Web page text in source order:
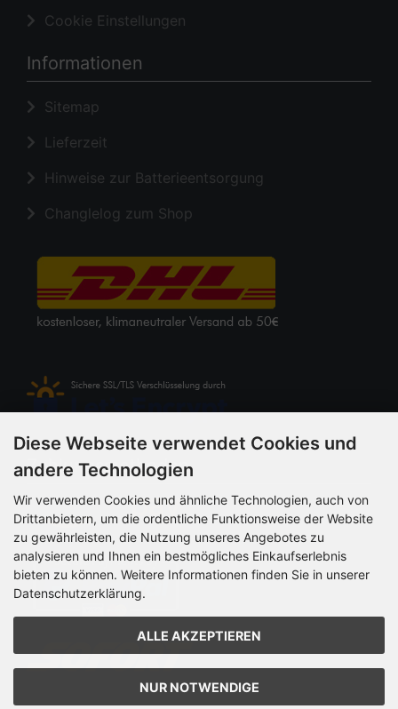
Cookie Einstellungen
Informationen
Sitemap
Lieferzeit
Hinweise zur Batterieentsorgung
Changlelog zum Shop
Zahlungsmethoden
Diese Webseite verwendet Cookies und
andere Technologien
Wir verwenden Cookies und ähnliche Technologien, auch von
Drittanbietern, um die ordentliche Funktionsweise der Website
zu gewährleisten, die Nutzung unseres Angebotes zu
analysieren und Ihnen ein bestmögliches Einkaufserlebnis
bieten zu können. Weitere Informationen finden Sie in unserer
Datenschutzerklärung.
ALLE AKZEPTIEREN
NUR NOTWENDIGE